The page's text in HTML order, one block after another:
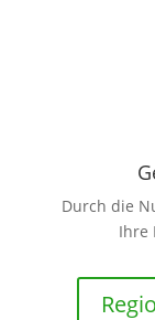
Durch die
Ihre